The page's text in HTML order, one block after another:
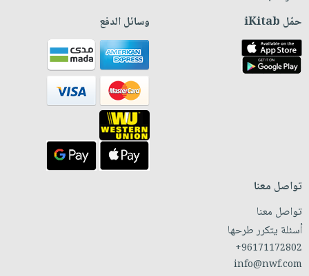
حمّل iKitab وسائل الدفع
تواصل معنا
تواصل معنا
أسئلة يتكرر طرحها
+96171172802
info@nwf.com